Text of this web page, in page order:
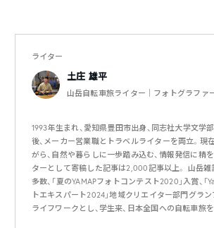
ライター
土庄 雄平
山岳自転車旅ライター｜フォトグラファ
1993年生まれ、愛知県豊田市出身、同志社大学文学
後、メーカー営業職とトラベルライターを両立。現
がら、自然や暮らしに一歩踏み込む、情報発信に精
ターとして寄稿した記事は2,000記事以上。 山岳雑
多数、「夏のYAMAPフォトコンテスト2020」入賞、「
トエキスパート2024」地域クリエイター部門グラ
ライフワークとし、学生来、日本全国への自転車旅